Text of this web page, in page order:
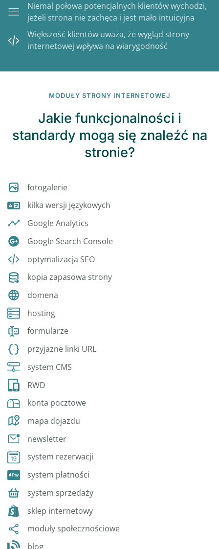
Niemal połowa potencjalnych klientów wychodzi,
jeżeli strona nie zachęca i jest mało intuicyjna
Większość klientów uważa, że wygląd strony
internetowej wpływa na wiarygodność
MODUŁY STRONY INTERNETOWEJ
Jakie funkcjonalności i
standardy mogą się znaleźć na
stronie?
fotogalerie
kilka wersji językowych
Google Analytics
Google Search Console
optymalizacja SEO
kopia zapasowa strony
domena
hosting
formularze
przyjazne linki URL
system CMS
RWD
konta pocztowe
mapa dojazdu
newsletter
system rezerwacji
system płatności
system sprzedaży
sklep internetowy
moduły społecznościowe
blog